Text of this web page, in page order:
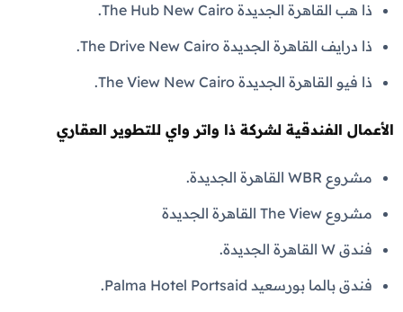
ذا هب القاهرة الجديدة The Hub New Cairo.
ذا درايف القاهرة الجديدة The Drive New Cairo.
ذا فيو القاهرة الجديدة The View New Cairo.
الأعمال الفندقية لشركة ذا واتر واي للتطوير العقاري
مشروع WBR القاهرة الجديدة.
مشروع The View القاهرة الجديدة
فندق W القاهرة الجديدة.
فندق بالما بورسعيد Palma Hotel Portsaid.